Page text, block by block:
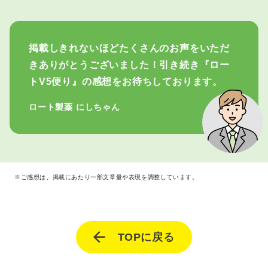
掲載しきれないほどたくさんのお声をいただ
きありがとうございました！引き続き『ロー
トV5便り』の感想をお待ちしております。
ロート製薬 にしちゃん
※ご感想は、掲載にあたり一部文章量や表現を調整しています。
TOPに戻る